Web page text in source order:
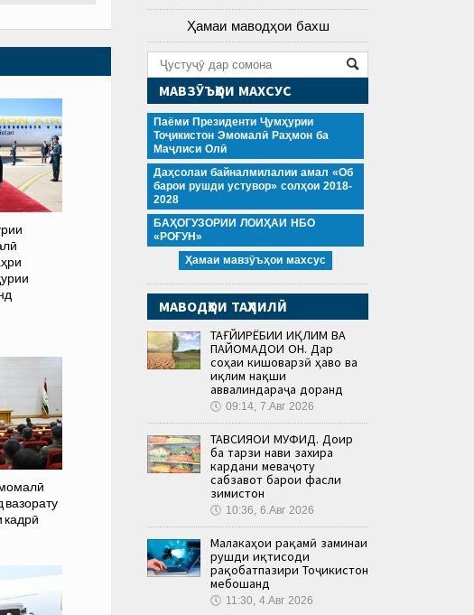
вазорату
кадрӣ
Ҳамаи маводҳои бахш
МАВЗӮЪҲОИ МАХСУС
Паёми Президенти Ҷумҳурии
Тоҷикистон Эмомалӣ Раҳмон ба
Маҷлиси Олӣ
Даҳсолаи байналмилалии амал «Об
барои рушди устувор» солҳои 2018-
2028
БАҲОГУЗОРИИ ЛОИҲАИ НБО
«РОҒУН»
Ҳамаи мавзӯъҳои махсус
МАВОДҲОИ ТАҲЛИЛӢ
ТАҒЙИРЁБИИ ИҚЛИМ ВА
ПАЙОМАДҲОИ ОН. Дар
соҳаи кишоварзӣ ҳаво ва
иқлим нақши
аввалиндараҷа доранд
🕔 09:14, 7.Авг 2026
ТАВСИЯҲОИ МУФИД. Доир
ба тарзи нави захира
кардани меваҷоту
сабзавот барои фасли
зимистон
🕔 10:36, 6.Авг 2026
Малакаҳои рақамӣ заминаи
рушди иқтисоди
рақобатпазири Тоҷикистон
мебошанд
🕔 11:30, 4.Авг 2026